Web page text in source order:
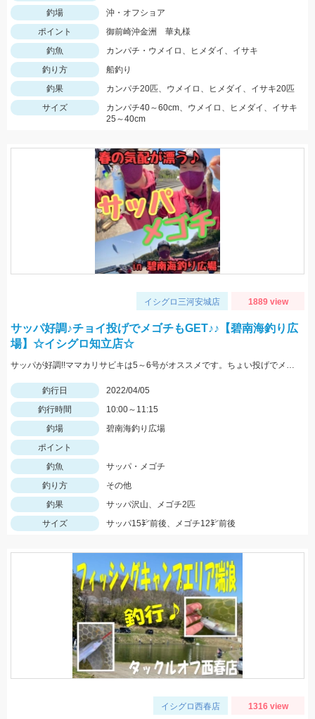
釣場
沖・オフショア
ポイント
御前崎沖金洲 華丸様
釣魚
カンパチ・ウメイロ、ヒメダイ、イサキ
釣り方
船釣り
釣果
カンパチ20匹、ウメイロ、ヒメダイ、イサキ20匹
サイズ
カンパチ40～60cm、ウメイロ、ヒメダイ、イサキ
25～40cm
イシグロ三河安城店 1889 view
サッパ好調♪チョイ投げでメゴチもGET♪♪【碧南海釣り広
場】☆イシグロ知立店☆
サッパが好調!!ママカリサビキは5～6号がオススメです。ちょい投げでメゴチも釣れましたよ♪
釣行日
2022/04/05
釣行時間
10:00～11:15
釣場
碧南海釣り広場
ポイント
釣魚
サッパ・メゴチ
釣り方
その他
釣果
サッパ沢山、メゴチ2匹
サイズ
サッパ15㌢前後、メゴチ12㌢前後
イシグロ西春店 1316 view